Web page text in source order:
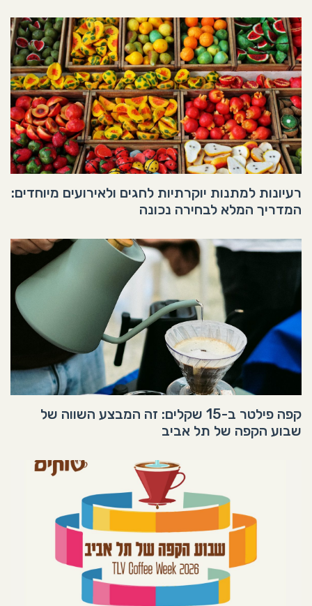
רעיונות למתנות יוקרתיות לחגים ולאירועים מיוחדים:
המדריך המלא לבחירה נכונה
קפה פילטר ב-15 שקלים: זה המבצע השווה של
שבוע הקפה של תל אביב